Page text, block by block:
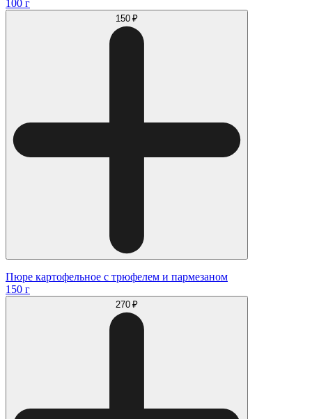
100 г
150 ₽
Пюре картофельное с трюфелем и пармезаном
150 г
270 ₽